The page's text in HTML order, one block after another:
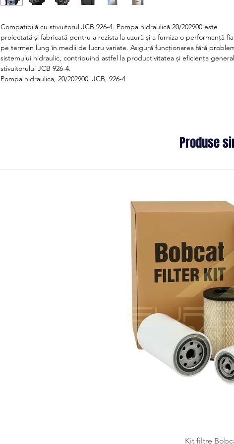
Compatibilă cu stivuitorul JCB 926-4. Pompa hidraulică 20/202900 este
proiectată și fabricată pentru a rezista la uzură și a furniza o performanță
pe termen lung în medii de lucru variate. Asigură funcționarea fără
sistemului hidraulic, contribuind astfel la productivitatea și eficiența
stivuitorului JCB 926-4.
Pompa hidraulica, 20/202900, JCB, 926-4
Produse
Kit filtre